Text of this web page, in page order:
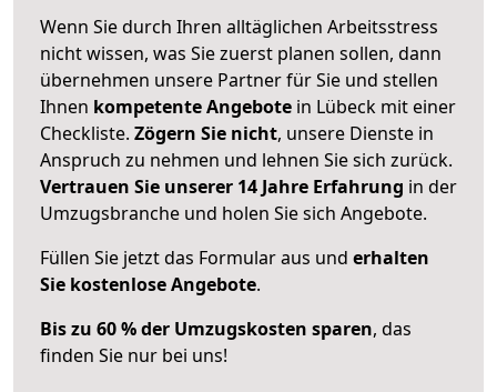
Wenn Sie durch Ihren alltäglichen Arbeitsstress
nicht wissen, was Sie zuerst planen sollen, dann
übernehmen unsere Partner für Sie und stellen
Ihnen kompetente Angebote in Lübeck mit einer
Checkliste. Zögern Sie nicht, unsere Dienste in
Anspruch zu nehmen und lehnen Sie sich zurück.
Vertrauen Sie unserer 14 Jahre Erfahrung in der
Umzugsbranche und holen Sie sich Angebote.
Füllen Sie jetzt das Formular aus und erhalten
Sie kostenlose Angebote.
Bis zu 60 % der Umzugskosten sparen, das
finden Sie nur bei uns!